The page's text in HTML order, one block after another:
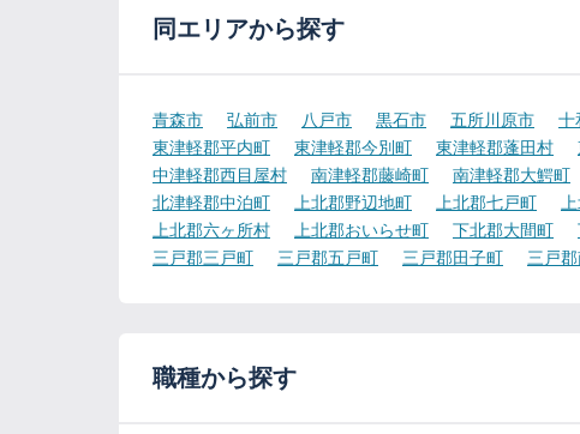
同エリアから探す
青森市 弘前市 八戸市 黒石市 五所川原市 十
東津軽郡平内町
東津軽郡今別町 東津軽郡蓬田村
中津軽郡西目屋村
南津軽郡藤崎町 南津軽郡大鰐町
北津軽郡中泊町
上北郡野辺地町 上北郡七戸町
上北郡六ヶ所村
上北郡おいらせ町 下北郡大間町
三戸郡三戸町
三戸郡五戸町 三戸郡田子町 三戸
職種から探す